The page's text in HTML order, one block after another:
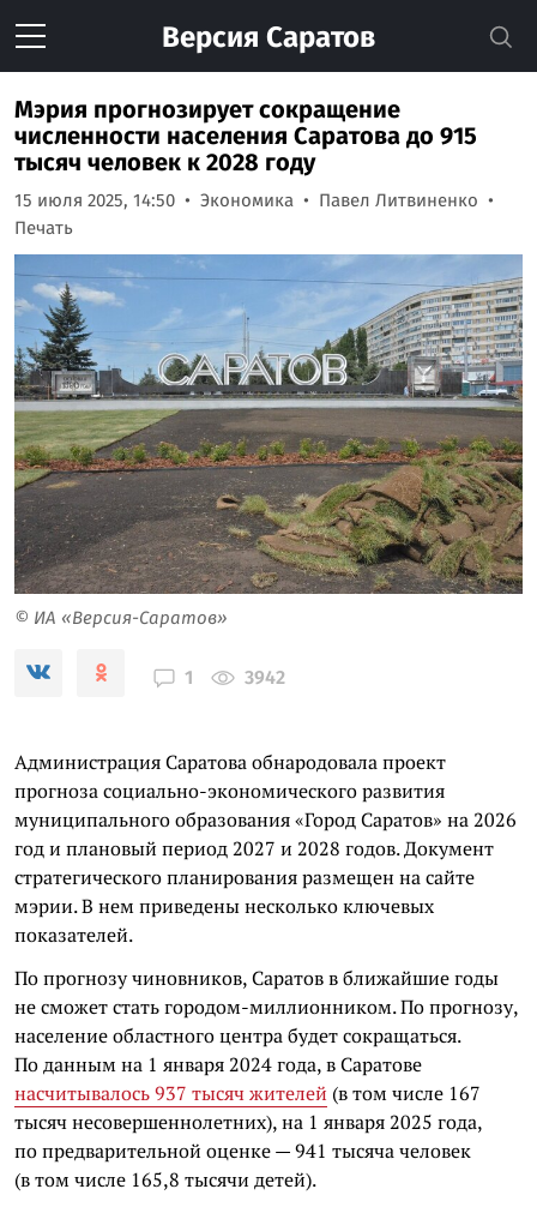
Версия Саратов
Мэрия прогнозирует сокращение
численности населения Саратова до 915
тысяч человек к 2028 году
15 июля 2025, 14:50 Экономика
Павел Литвиненко
Печать
© ИА «Версия-Саратов»
1 3942
Администрация Саратова обнародовала проект
прогноза социально-экономического развития
муниципального образования «Город Саратов» на 2026
год и плановый период 2027 и 2028 годов. Документ
стратегического планирования размещен на сайте
мэрии. В нем приведены несколько ключевых
показателей.
По прогнозу чиновников, Саратов в ближайшие годы
не сможет стать городом-миллионником. По прогнозу,
население областного центра будет сокращаться.
По данным на 1 января 2024 года, в Саратове
насчитывалось 937 тысяч жителей (в том числе 167
тысяч несовершеннолетних), на 1 января 2025 года,
по предварительной оценке — 941 тысяча человек
(в том числе 165,8 тысячи детей).